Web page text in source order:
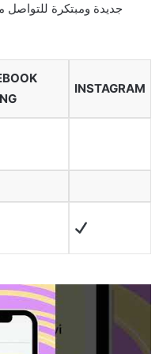
جديدة ومبتكرة للتواصل
INSTAGRAM